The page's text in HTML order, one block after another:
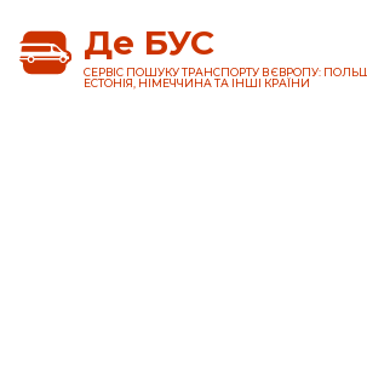
Де БУС
CЕРВІС ПОШУКУ ТРАНСПОРТУ В ЄВРОПУ:
ЕСТОНІЯ, НІМЕЧЧИНА ТА ІНШІ КРАЇНИ